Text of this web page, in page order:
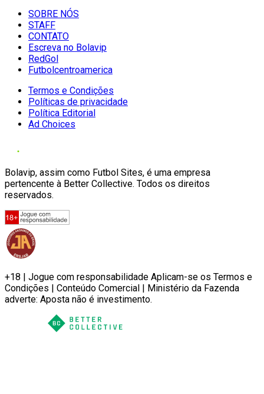
SOBRE NÓS
STAFF
CONTATO
Escreva no Bolavip
RedGol
Futbolcentroamerica
Termos e Condições
Políticas de privacidade
Política Editorial
Ad Choices
Bolavip, assim como Futbol Sites, é uma empresa
pertencente à Better Collective. Todos os direitos
reservados.
+18 | Jogue com responsabilidade Aplicam-se os Termos e
Condições | Conteúdo Comercial | Ministério da Fazenda
adverte: Aposta não é investimento.